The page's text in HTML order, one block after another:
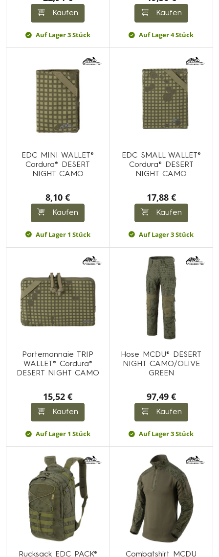
Kaufen
Auf Lager 3 Stück
Kaufen
Auf Lager 4 Stück
EDC MINI WALLET®
Cordura® DESERT
NIGHT CAMO
8,10 €
Kaufen
Auf Lager 1 Stück
EDC SMALL WALLET®
Cordura® DESERT
NIGHT CAMO
17,88 €
Kaufen
Auf Lager 3 Stück
Portemonnaie TRIP
WALLET® Cordura®
DESERT NIGHT CAMO
15,52 €
Kaufen
Auf Lager 1 Stück
Hose MCDU® DESERT
NIGHT CAMO/OLIVE
GREEN
97,49 €
Kaufen
Auf Lager 3 Stück
Rucksack EDC PACK® Combatshirt MCDU